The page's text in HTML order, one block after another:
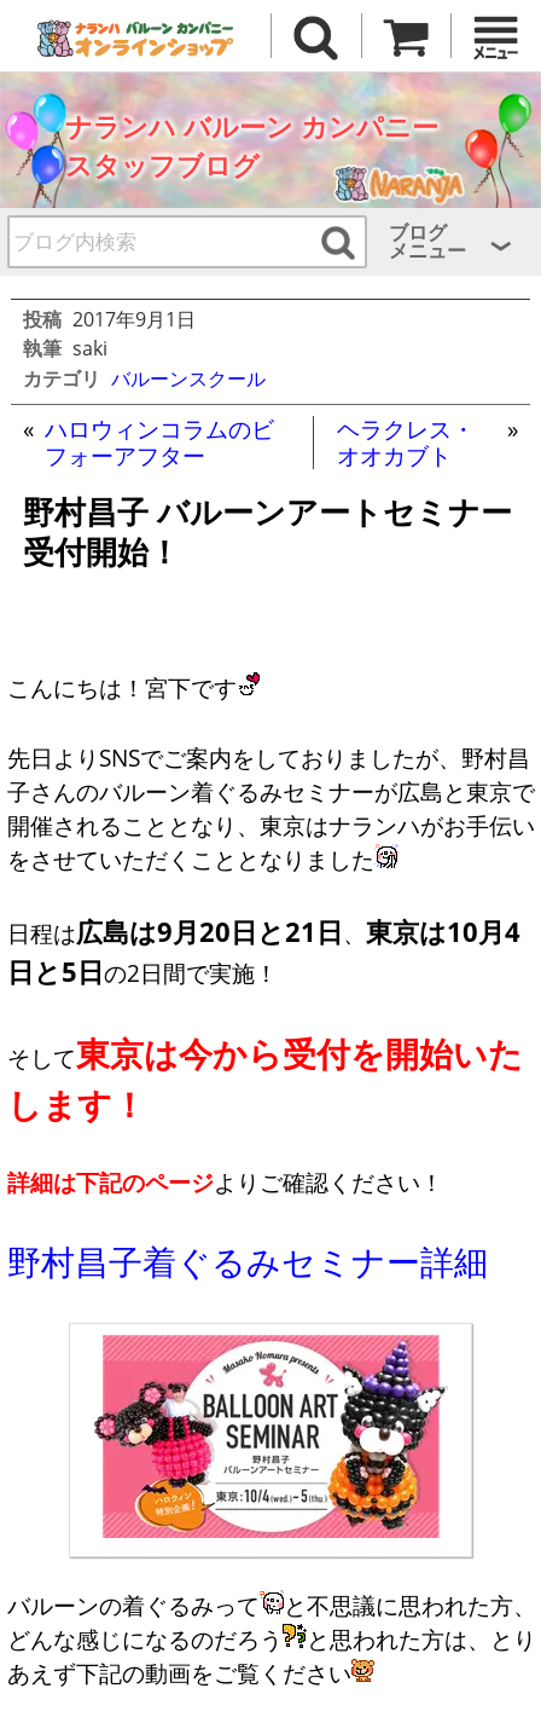
ナランハ バルーン カンパニー
スタッフブログ
ブログ
メニュー
投稿 2017年9月1日
執筆 saki
カテゴリ バルーンスクール
« ハロウィンコラムのビ
フォーアフター
ヘラクレス・
オオカブト
»
野村昌子 バルーンアートセミナー
受付開始！
こんにちは！宮下です
先日よりSNSでご案内をしておりましたが、野村昌
子さんのバルーン着ぐるみセミナーが広島と東京で
開催されることとなり、東京はナランハがお手伝い
をさせていただくこととなりました
日程は広島は9月20日と21日 、 東京は10月4
日と5日の2日間で実施！
そして東京は今から受付を開始いた
します！
詳細は下記のページよりご確認ください！
野村昌子着ぐるみセミナー詳細
バルーンの着ぐるみって
と不思議に思われた方、
どんな感じになるのだろう
と思われた方は、とり
あえず下記の動画をご覧ください